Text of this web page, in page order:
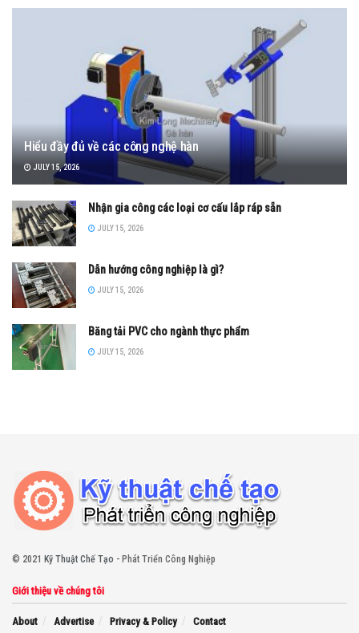
Hiểu đầy đủ về các công nghệ hàn
JULY 15, 2026
Nhận gia công các loại cơ cấu lắp ráp sẵn
JULY 15, 2026
Dẫn hướng công nghiệp là gì?
JULY 15, 2026
Băng tải PVC cho ngành thực phẩm
JULY 15, 2026
© 2021 Kỹ Thuật Chế Tạo - Phát Triển Công Nghiệp
Giới thiệu về chúng tôi
About Advertise Privacy & Policy Contact